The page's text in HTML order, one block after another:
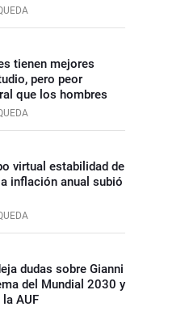
tienen mejores
pero peor
que los hombres
virtual estabilidad de
inflación anual subió
dudas sobre Gianni
del Mundial 2030 y
AUF